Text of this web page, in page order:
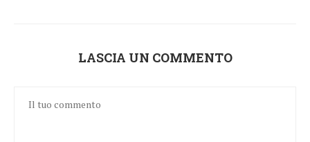
LASCIA UN COMMENTO